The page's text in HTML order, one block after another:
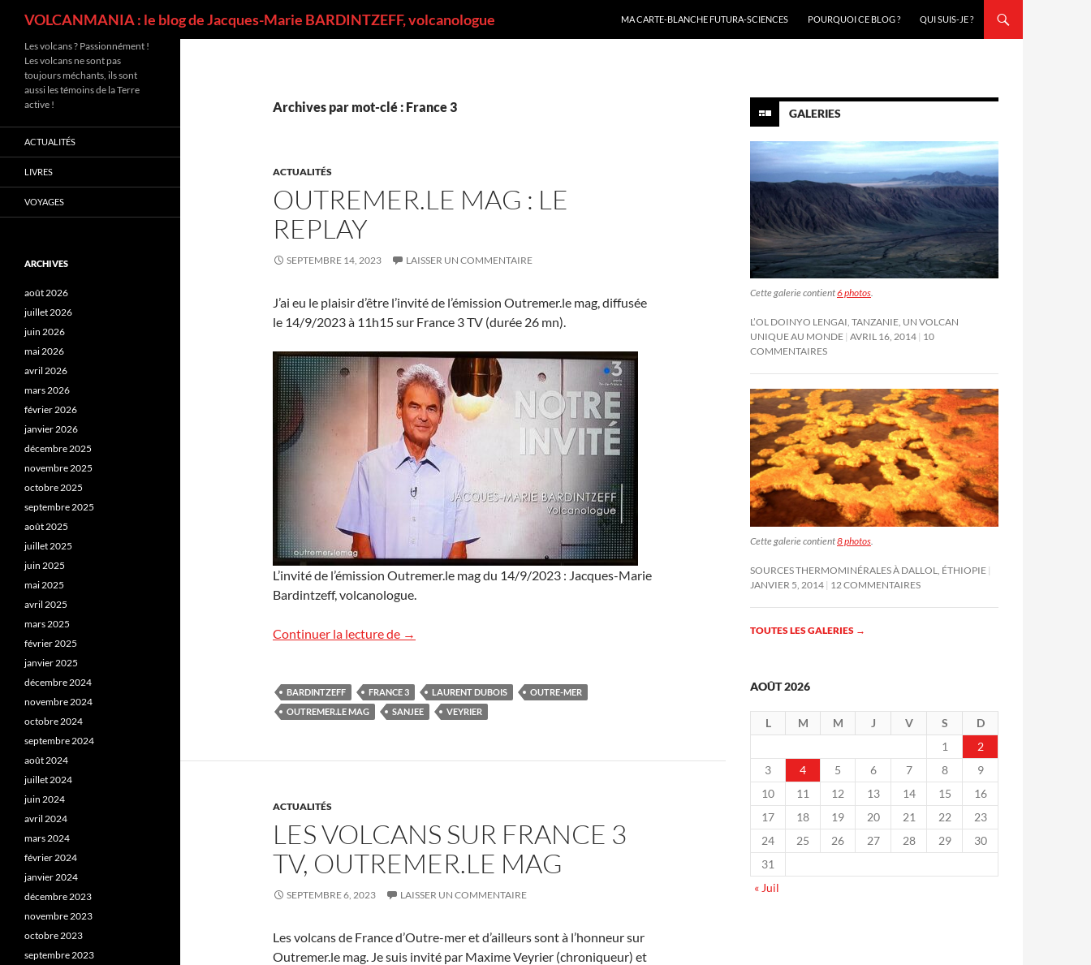
VOLCANMANIA : le blog de Jacques-Marie BARDINTZEFF, volcanologue
MA CARTE-BLANCHE FUTURA-SCIENCES
POURQUOI CE BLOG ? QUI SUIS-JE ?
Archives par mot-clé : France 3
ACTUALITÉS
OUTREMER.LE MAG : LE
REPLAY
SEPTEMBRE 14, 2023 LAISSER UN COMMENTAIRE
J’ai eu le plaisir d’être l’invité de l’émission Outremer.le mag, diffusée
le 14/9/2023 à 11h15 sur France 3 TV (durée 26 mn).
L’invité de l’émission Outremer.le mag du 14/9/2023 : Jacques-Marie
Bardintzeff, volcanologue.
Continuer la lecture de Outremer.le mag : le replay
→
BARDINTZEFF FRANCE 3 LAURENT DUBOIS
OUTRE-MER
OUTREMER.LE MAG
SANJEE VEYRIER
ACTUALITÉS
LES VOLCANS SUR FRANCE 3
TV, OUTREMER.LE MAG
SEPTEMBRE 6, 2023 LAISSER UN COMMENTAIRE
Les volcans de France d’Outre-mer et d’ailleurs sont à l’honneur sur
Outremer.le mag. Je suis invité par Maxime Veyrier (chroniqueur) et
GALERIES
Cette galerie contient6 photos.
L’OL DOINYO LENGAI, TANZANIE, UN VOLCAN
UNIQUE AU MONDE AVRIL 16, 2014 10
COMMENTAIRES
Cette galerie contient8 photos
SOURCES THERMOMINÉRALES À DALLOL, ÉTHIOPIE
JANVIER 5, 2014 12 COMMENTAIRES
TOUTES LES GALERIES →
AOÛT 2026
L M M J V S
D
1
2
3
4 5 6 7 8
9
10
11 12 13 14 15
16
17
18 19 20 21 22
23
24
25 26 27 28 29
30
31
« Juil
Les volcans ? Passionnément !
Les volcans ne sont pas
toujours méchants, ils sont
aussi les témoins de la Terre
active !
ACTUALITÉS
LIVRES
VOYAGES
ARCHIVES
août 2026
juillet 2026
juin 2026
mai 2026
avril 2026
mars 2026
février 2026
janvier 2026
décembre 2025
novembre 2025
octobre 2025
septembre 2025
août 2025
juillet 2025
juin 2025
mai 2025
avril 2025
mars 2025
février 2025
janvier 2025
décembre 2024
novembre 2024
octobre 2024
septembre 2024
août 2024
juillet 2024
juin 2024
avril 2024
mars 2024
février 2024
janvier 2024
décembre 2023
novembre 2023
octobre 2023
septembre 2023